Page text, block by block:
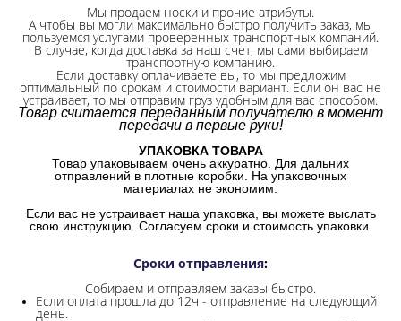
Мы продаем носки и прочие атрибуты.
А чтобы вы могли максимально быстро получить заказ, мы
пользуемся услугами проверенных транспортных компаний.
В случае, когда доставка за наш счет, мы сами выбираем
транспортную компанию.
Если доставку оплачиваете вы, то мы предложим
оптимальный по срокам и стоимости вариант. Если он вас не
устраивает, то мы отправим груз удобным для вас способом.
Товар считается переданным получателю в момент
передачи в первые руки!
УПАКОВКА ТОВАРА
Товар упаковываем очень аккуратно. Для дальних
отправлений в плотные коробки. На упаковочных
материалах не экономим.
Если вас не устраивает наша упаковка, вы можете выслать
свою инструкцию. Согласуем сроки и стоимость упаковки.
Сроки отправления:
Собираем и отправляем заказы быстро.
Если оплата прошла до 12ч - отправление на следующий
день.